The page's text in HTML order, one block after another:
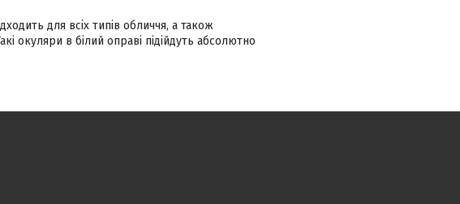
для всіх типів обличчя, а також
окуляри в білий оправі підійдуть абсолютно